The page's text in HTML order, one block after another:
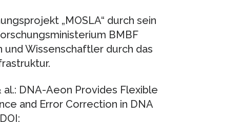
„MOSLA“ durch sein
BMBF
Wissenschaftler durch das
DNA-Aeon Provides Flexible
and Error Correction in DNA